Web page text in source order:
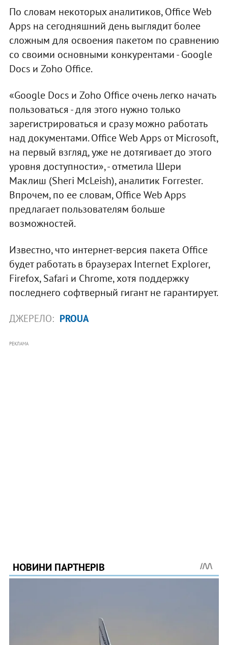
По словам некоторых аналитиков, Office Web
Apps на сегодняшний день выглядит более
сложным для освоения пакетом по сравнению
со своими основными конкурентами - Google
Docs и Zoho Office.
«Google Docs и Zoho Office очень легко начать
пользоваться - для этого нужно только
зарегистрироваться и сразу можно работать
над документами. Office Web Apps от Microsoft,
на первый взгляд, уже не дотягивает до этого
уровня доступности», - отметила Шери
Маклиш (Sheri McLeish), аналитик Forrester.
Впрочем, по ее словам, Office Web Apps
предлагает пользователям больше
возможностей.
Известно, что интернет-версия пакета Office
будет работать в браузерах Internet Explorer,
Firefox, Safari и Chrome, хотя поддержку
последнего софтверный гигант не гарантирует.
ДЖЕРЕЛО: PROUA
РЕКЛАМА